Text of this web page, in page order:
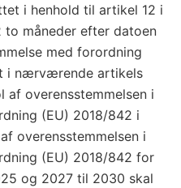
i henhold til artikel 12 i
måneder efter datoen
med forordning
i nærværende artikels
af overensstemmelsen i
(EU) 2018/842 i
overensstemmelsen i
(EU) 2018/842 for
og 2027 til 2030 skal